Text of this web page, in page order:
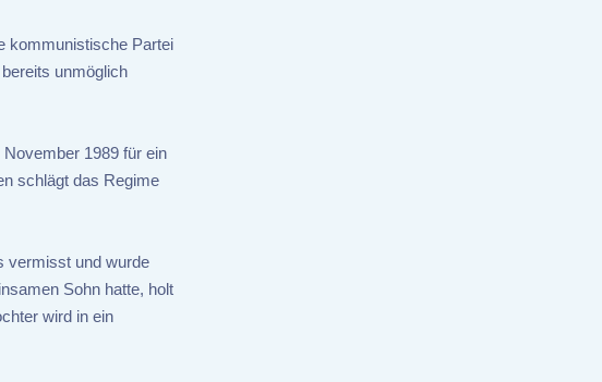
kommunistische Partei
unmöglich
1989 für ein
schlägt das Regime
vermisst und wurde
Sohn hatte, holt
wird in ein